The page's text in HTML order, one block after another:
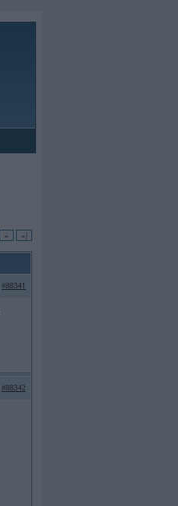
» »|
#88341
#88342